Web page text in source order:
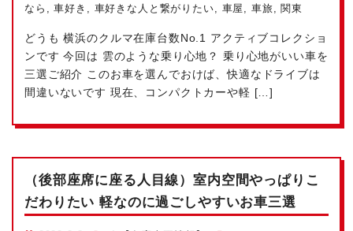
なら
,車好き 車好きな人と繋がりたい 車屋 車旅 関東
どうも 横浜のクルマ在庫台数No.1
アクティブコレクショ
ンです 今回は 雲のような乗り心地？ 乗り心地がいい車を
三選ご紹介 このお車を選んでおけば、快適なドライブは
間違いないです 現在、コンパクトカーや軽 […]
（後部座席に座る人目線）室内空間やっぱりこ
だわりたい 軽なのに過ごしやすいお車三選